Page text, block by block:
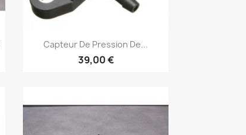
Aperçu rapide
Capteur De Pression De...
39,00 €